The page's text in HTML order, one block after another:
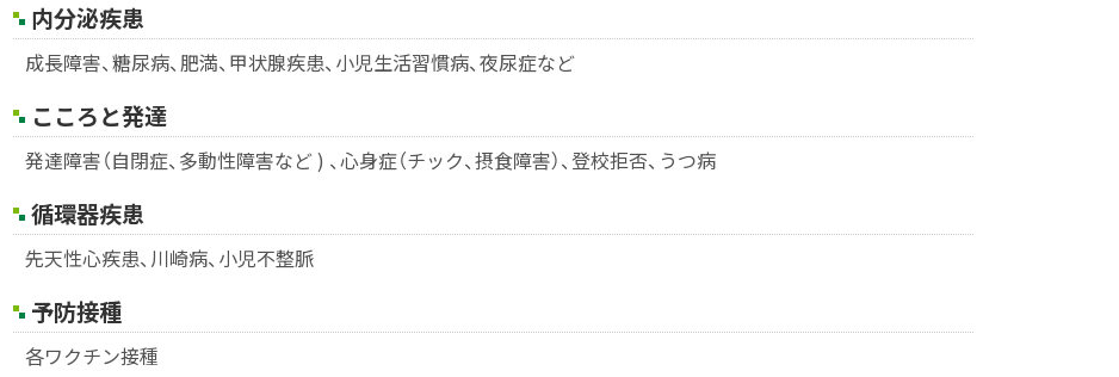
内分泌疾患
成長障害、糖尿病、肥満、甲状腺疾患、小児生活習慣病、夜尿症など
こころと発達
発達障害（自閉症、多動性障害など ) 、心身症（チック、摂食障害）、登校拒否、うつ病
循環器疾患
先天性心疾患、川崎病、小児不整脈
予防接種
各ワクチン接種